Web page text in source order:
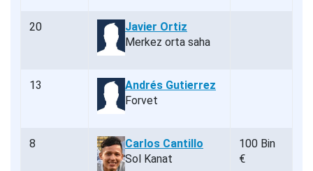
20
Javier Ortiz
Merkez orta saha
13
Andrés Gutierrez
Forvet
8
Carlos Cantillo
Sol Kanat
100 Bin
€